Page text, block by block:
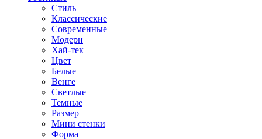
Стиль
Классические
Современные
Модерн
Хай-тек
Цвет
Белые
Венге
Светлые
Темные
Размер
Мини стенки
Форма